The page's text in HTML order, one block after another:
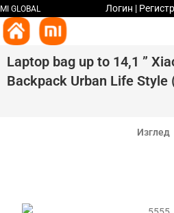
MI GLOBAL Логин |
Laptop bag up to 14,1 ”
Backpack Urban Life Style
Изглед